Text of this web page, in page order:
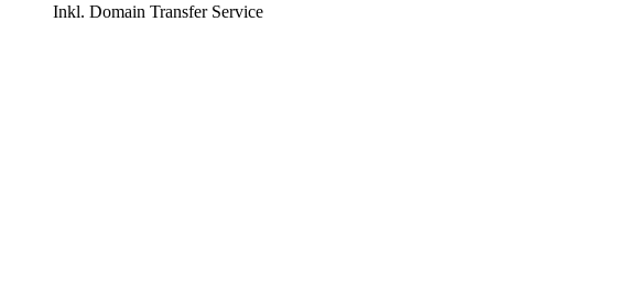
Inkl. Domain Transfer Service